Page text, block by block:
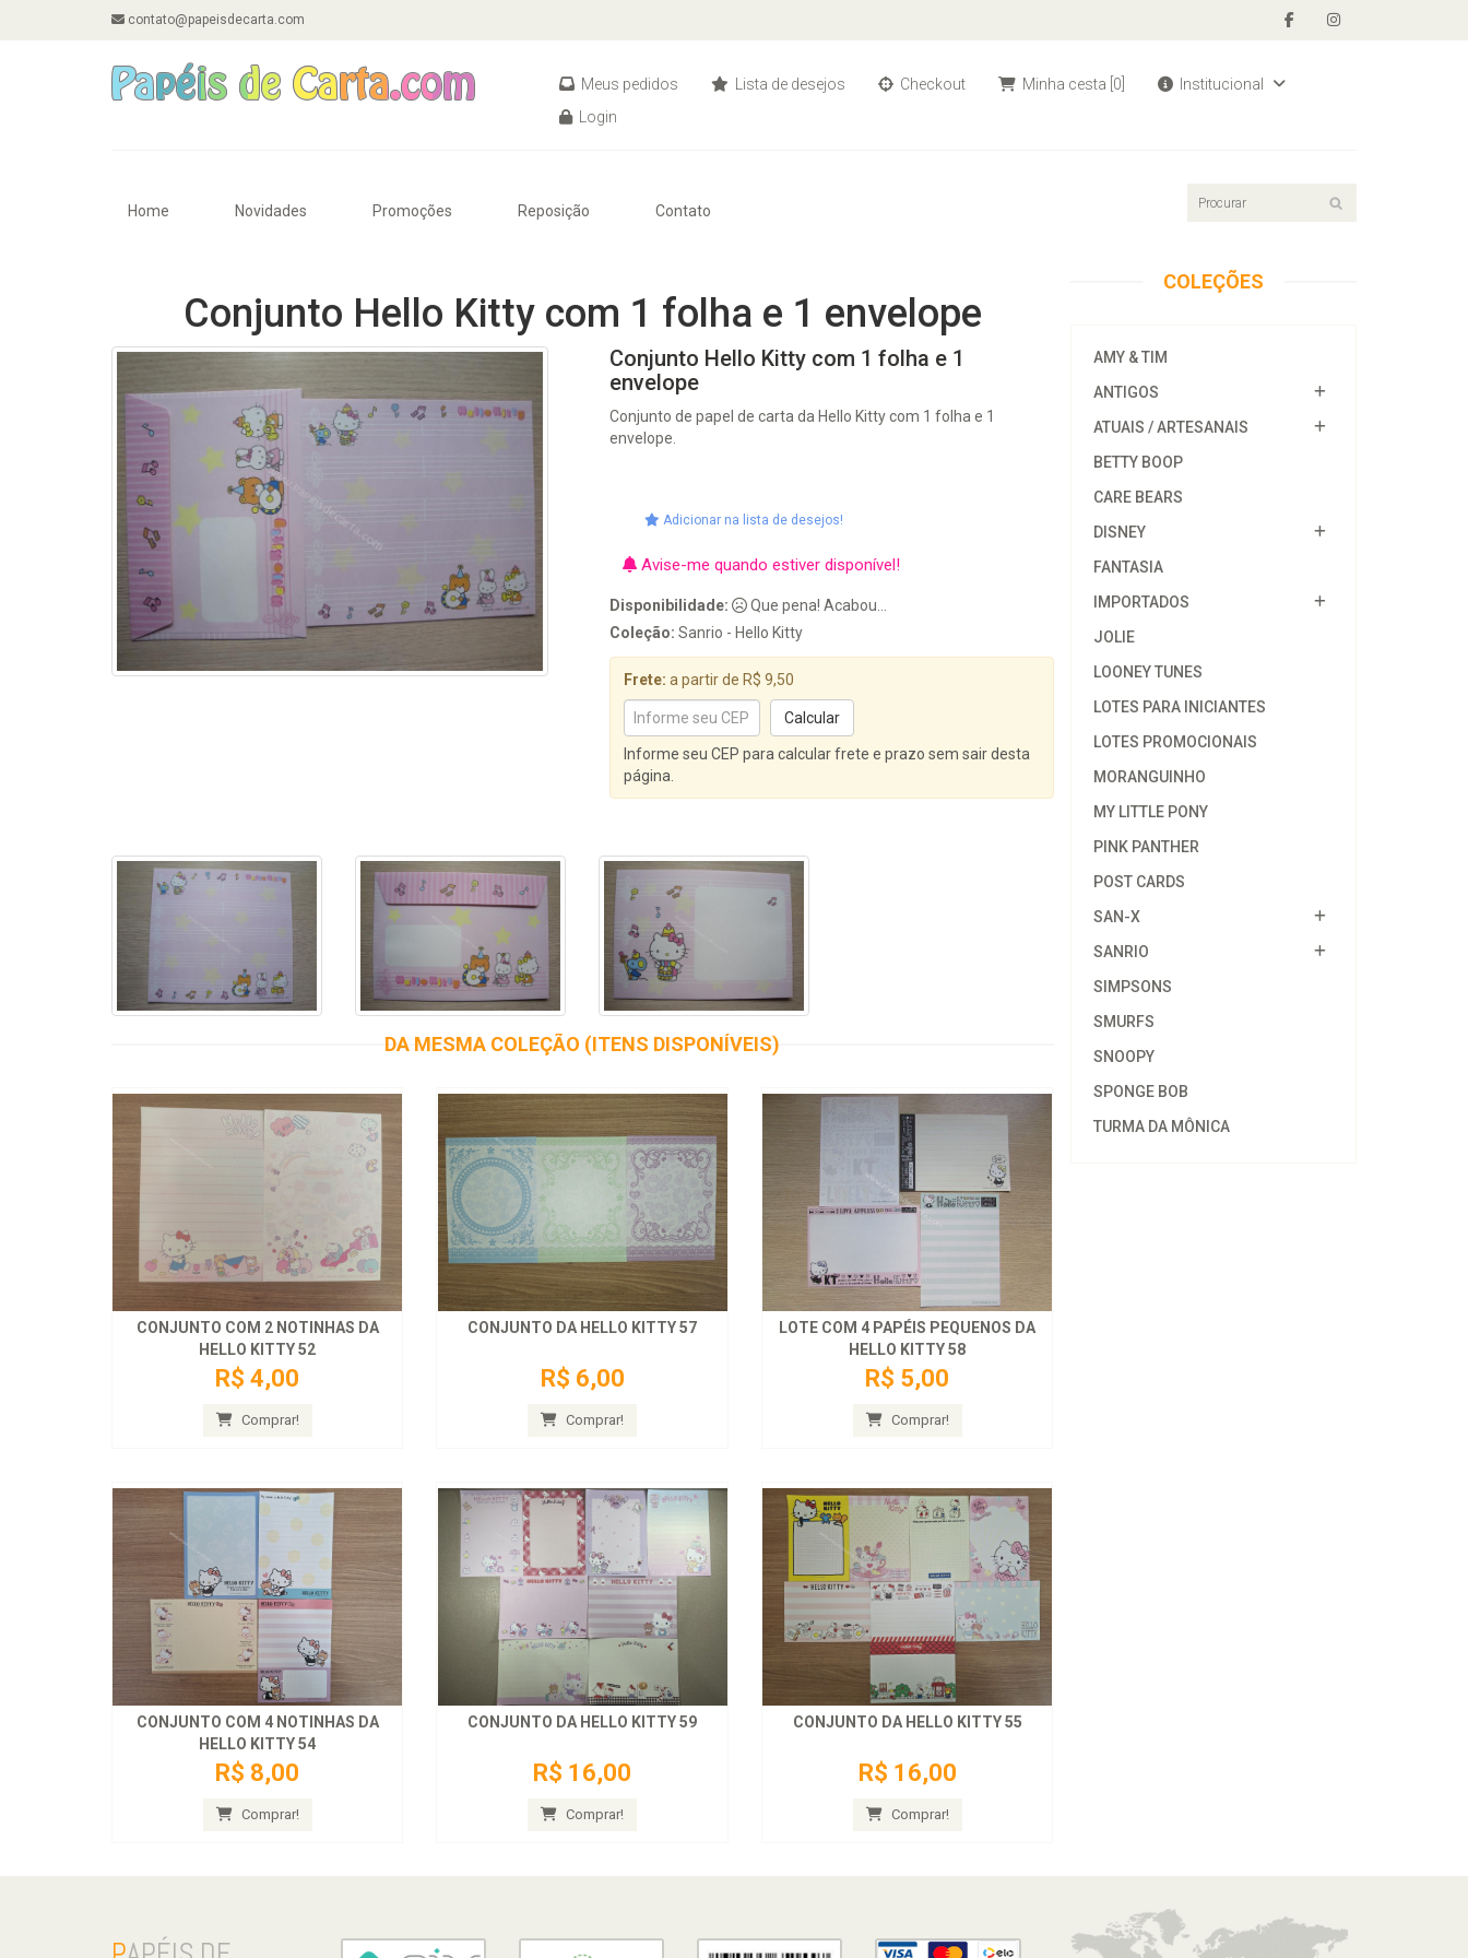
contato@papeisdecarta.com
Meus pedidos Lista de desejos Checkout Minha cesta [0]
Institucional
Login
Home Novidades Promoções Reposição Contato
Conjunto Hello Kitty com 1 folha e 1 envelope
Conjunto Hello Kitty com 1 folha e 1
envelope
Conjunto de papel de carta da Hello Kitty com 1 folha e 1
envelope.
Adicionar na lista de desejos!
Avise-me quando estiver disponível!
Disponibilidade:
Que pena! Acabou...
Coleção: Sanrio - Hello Kitty
Frete: a partir de R$ 9,50
Informe seu CEP para calcular frete e prazo sem sair desta
página.
DA MESMA COLEÇÃO (ITENS DISPONÍVEIS)
CONJUNTO COM 2 NOTINHAS DA
HELLO KITTY 52
R$ 4,00
Comprar!
CONJUNTO DA HELLO KITTY 57
R$ 6,00
Comprar!
LOTE COM 4 PAPÉIS PEQUENOS DA
HELLO KITTY 58
R$ 5,00
Comprar!
CONJUNTO COM 4 NOTINHAS DA
HELLO KITTY 54
R$ 8,00
Comprar!
CONJUNTO DA HELLO KITTY 59
R$ 16,00
Comprar!
CONJUNTO DA HELLO KITTY 55
R$ 16,00
Comprar!
COLEÇÕES
AMY & TIM
ANTIGOS
ATUAIS / ARTESANAIS
BETTY BOOP
CARE BEARS
DISNEY
FANTASIA
IMPORTADOS
JOLIE
LOONEY TUNES
LOTES PARA INICIANTES
LOTES PROMOCIONAIS
MORANGUINHO
MY LITTLE PONY
PINK PANTHER
POST CARDS
SAN-X
SANRIO
SIMPSONS
SMURFS
SNOOPY
SPONGE BOB
TURMA DA MÔNICA